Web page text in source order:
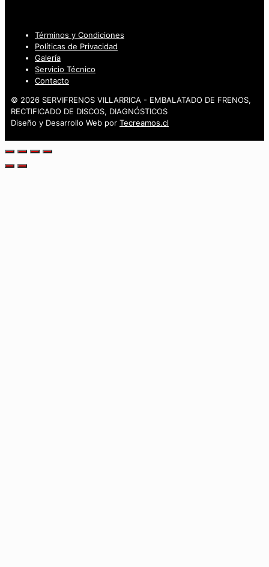
Términos y Condiciones
Políticas de Privacidad
Galería
Servicio Técnico
Contacto
© 2026 SERVIFRENOS VILLARRICA - EMBALATADO DE FRENOS,
RECTIFICADO DE DISCOS, DIAGNÓSTICOS
Diseño y Desarrollo Web por Tecreamos.cl